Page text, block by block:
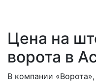
Цена на
ворота в
В компании